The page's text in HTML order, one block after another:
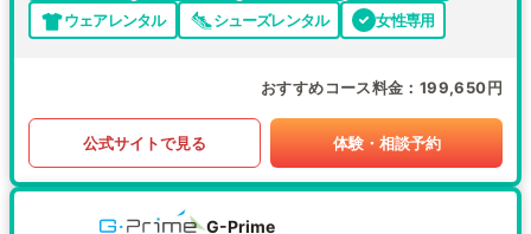
ウェアレンタル
シューズレンタル 女性専用
おすすめコース料金 199,650円
公式サイトで見る 体験・相談予約
G-Prime